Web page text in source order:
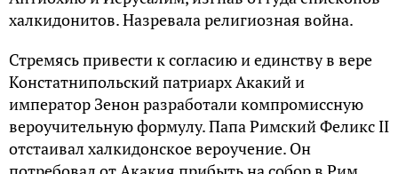
халкидонитов. Назревала религиозная война.
Стремясь привести к согласию и единству в вере
Констатнипольский патриарх Акакий и
император Зенон разработали компромиссную
вероучительную формулу. Папа Римский Феликс II
отстаивал халкидонское вероучение. Он